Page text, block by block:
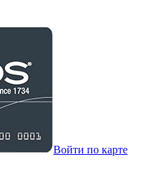
Войти по карте